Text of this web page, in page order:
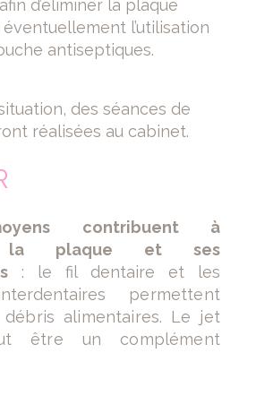
d’éliminer la plaque
l’utilisation
antiseptiques.
des séances de
réalisées au cabinet.
contribuent à
la plaque et ses
: le fil dentaire et les
permettent
débris alimentaires. Le jet
être un complément